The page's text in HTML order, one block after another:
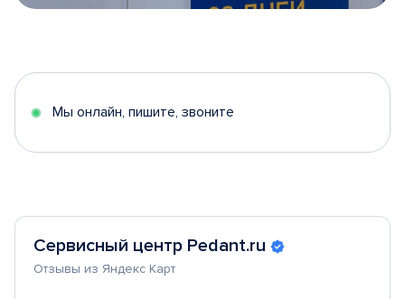
5
Мы онлайн, пишите, звоните
Сервисный центр Pedant.ru
Отзывы из Яндекс Карт